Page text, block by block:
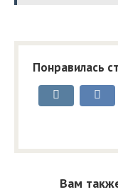
Понравилась
Вам